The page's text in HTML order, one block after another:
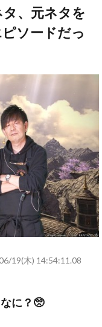
、元ネタを
ソードだっ
19(木) 14:54:11.08
に？🥺